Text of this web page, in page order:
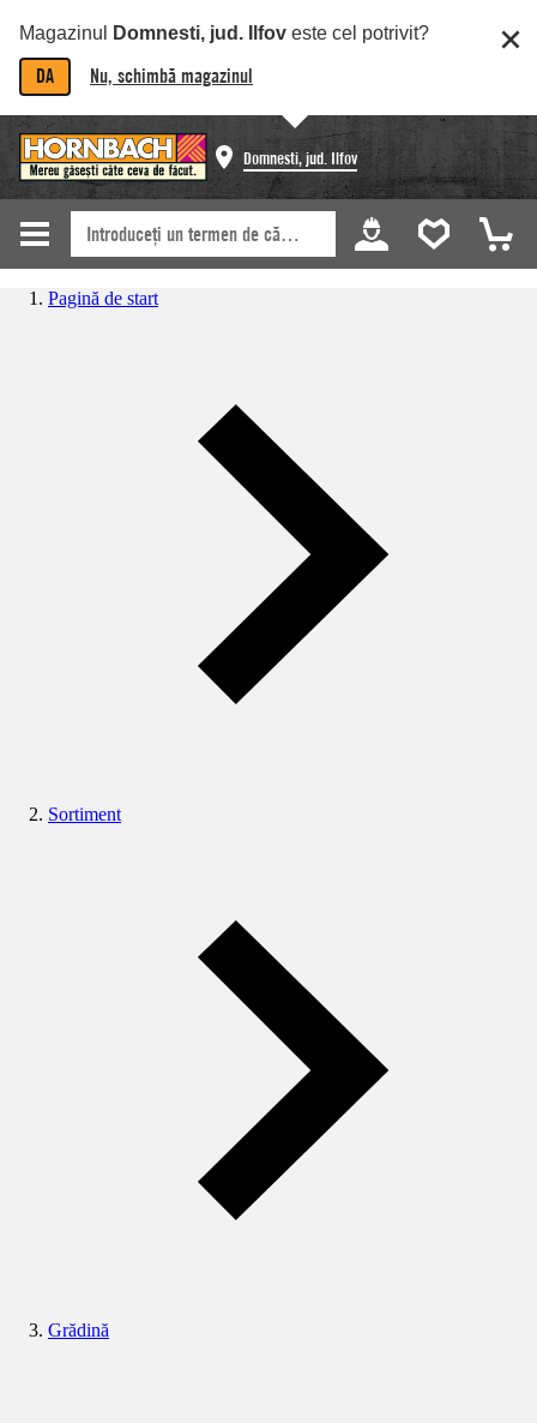
Magazinul Domnesti, jud. Ilfov este cel potrivit?
DA Nu, schimbă magazinul
Domnesti, jud. Ilfov
Pagină de start
Sortiment
Grădină